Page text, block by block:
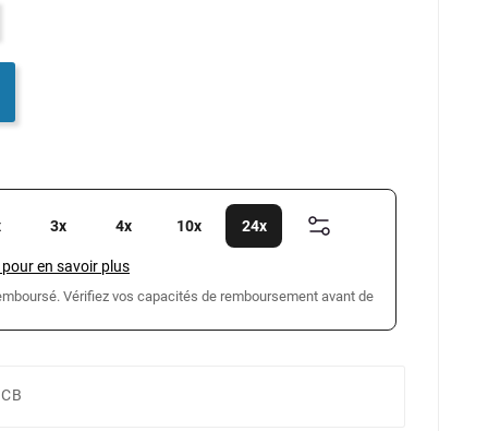
3x 4x 10x 24x
en savoir plus
Vérifiez vos capacités de remboursement avant de